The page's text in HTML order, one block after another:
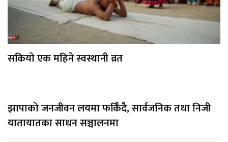
सकियो एक महिने स्वस्थानी व्रत
झापाको जनजीवन लयमा फर्किँदै, सार्वजनिक तथा निजी
यातायातका साधन सञ्चालनमा